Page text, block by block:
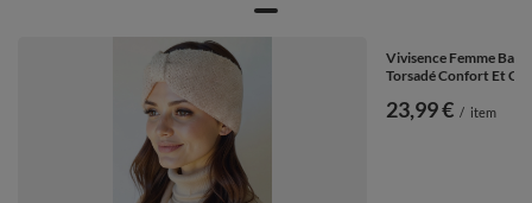
Vivisence Femme
Torsadé Confort Et
23,99 € / item